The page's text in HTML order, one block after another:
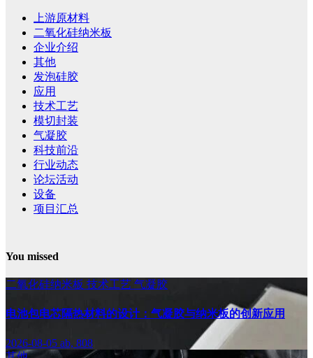
上游原材料
二氧化硅纳米板
企业介绍
其他
发泡硅胶
应用
技术工艺
模切封装
气凝胶
科技前沿
行业动态
论坛活动
设备
项目汇总
You missed
二氧化硅纳米板 技术工艺 气凝胶
电池包电芯隔热材料的设计：气凝胶与纳米板的创新应用
2026-08-05 ab, 808